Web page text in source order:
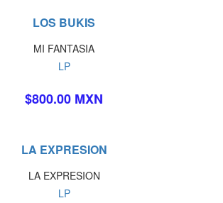
LOS BUKIS
MI FANTASIA
LP
$800.00 MXN
LA EXPRESION
LA EXPRESION
LP